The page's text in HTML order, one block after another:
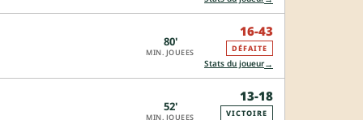
80'
MIN. JOUEES
16-43
DÉFAITE
Stats du joueur→
52'
MIN. JOUEES
13-18
VICTOIRE